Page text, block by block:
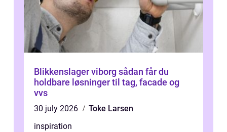
Blikkenslager viborg sådan får du
holdbare løsninger til tag, facade og
vvs
30 july 2026
Toke Larsen
inspiration